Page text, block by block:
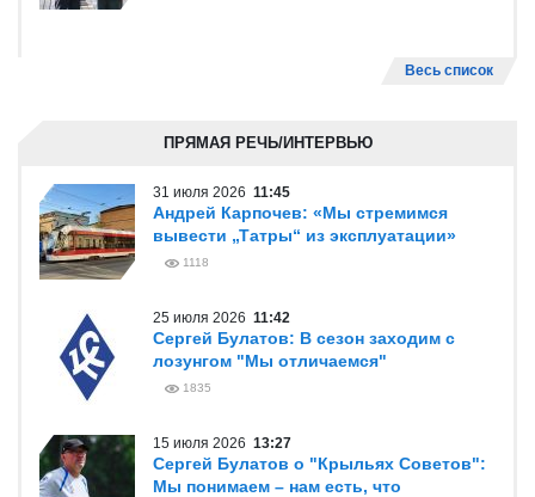
Весь список
ПРЯМАЯ РЕЧЬ/ИНТЕРВЬЮ
31 июля 2026 11:45
Андрей Карпочев: «Мы стремимся
вывести „Татры“ из эксплуатации»
1118
25 июля 2026 11:42
Сергей Булатов: В сезон заходим с
лозунгом "Мы отличаемся"
1835
15 июля 2026 13:27
Сергей Булатов о "Крыльях Советов":
Мы понимаем – нам есть, что